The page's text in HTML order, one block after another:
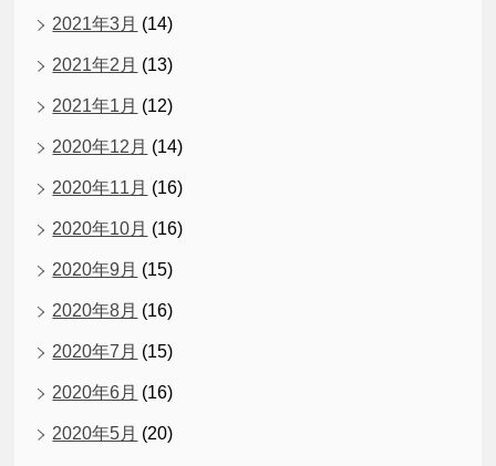
2021年3月 (14)
2021年2月 (13)
2021年1月 (12)
2020年12月 (14)
2020年11月 (16)
2020年10月 (16)
2020年9月 (15)
2020年8月 (16)
2020年7月 (15)
2020年6月 (16)
2020年5月 (20)